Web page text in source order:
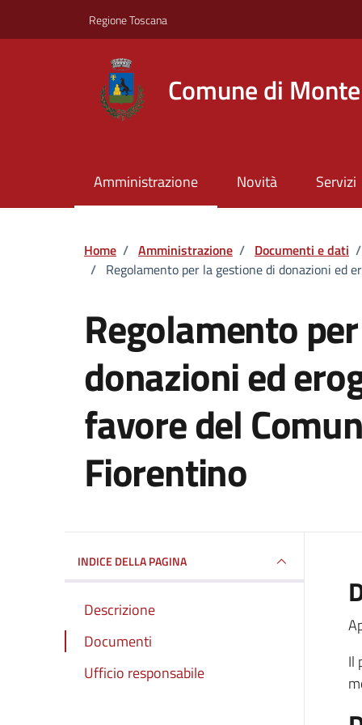
Regione Toscana
Comune di
Amministrazione Novità Servizi
Home / Amministrazione / Documenti e dati /
/ Regolamento per la gestione di donazioni ed
Regolamento
donazioni ed
favore del
Fiorentino
INDICE DELLA PAGINA
Descrizione
Documenti
Ufficio responsabile
Il